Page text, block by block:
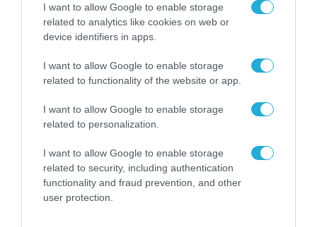
I want to allow Google to enable storage
related to analytics like cookies on web or
device identifiers in apps.
I want to allow Google to enable storage
related to functionality of the website or app.
I want to allow Google to enable storage
related to personalization.
I want to allow Google to enable storage
related to security, including authentication
functionality and fraud prevention, and other
user protection.
18.11.2024 | 23:37
Η Βόρεια Κορέα παραδίδει βαλλιστικά
Ρωσία και της «λύνει τα χέρια» (βίντεο)
Επιτρέπει στην Μόσχα να δώσει μια μαζική
συμβατική και όχι πυρηνική απάντηση στην Δύση